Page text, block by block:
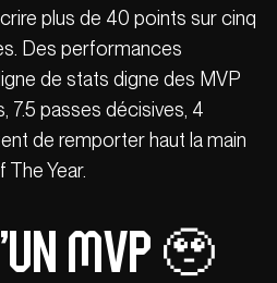
plus de 40 points sur cinq
Des performances
de stats digne des MVP
7.5 passes décisives, 4
de remporter haut la main
Year.
MVP 🥹